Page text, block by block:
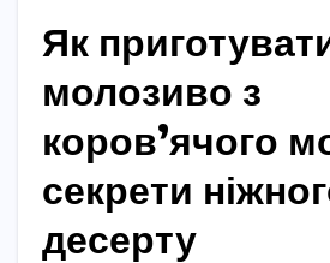
Як
молозиво з
коров’ячого
секрети
десерту